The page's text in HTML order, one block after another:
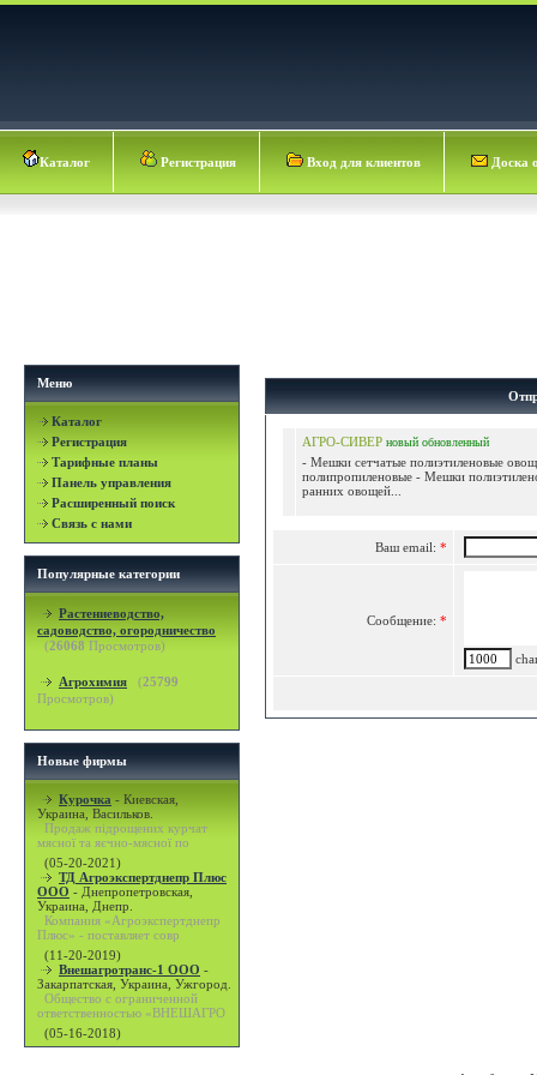
Каталог Регистрация Вход для клиентов Доска
Меню
Каталог
Регистрация
Тарифные планы
Панель управления
Расширенный поиск
Связь с нами
Популярные категории
Растениеводство,
садоводство, огородничество
(26068 Просмотров)
Агрохимия (25799
Просмотров)
Новые фирмы
Курочка - Киевская,
Украина, Васильков.
Продаж підрощених курчат
мясної та яєчно-мясної по
(05-20-2021)
ТД Агроэкспертднепр Плюс
ООО - Днепропетровская,
Украина, Днепр.
Компания «Агроэкспертднепр
Плюс» - поставляет совр
(11-20-2019)
Внешагротранс-1 ООО -
Закарпатская, Украина, Ужгород.
Общество с ограниченной
ответственностью «ВНЕШАГРО
(05-16-2018)
АГРО-СИВЕР новый обновленный
- Мешки сетчатые полиэтиленовые
полипропиленовые - Мешки
ранних овощей...
Ваш email: *
Сообщение: *